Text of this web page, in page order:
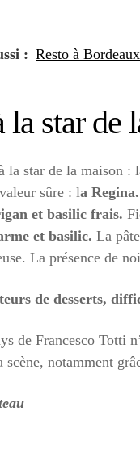
: Resto à
la star de
la star de la maison :
sûre : la
et basilic frais.
et basilic. La
La présence de
de desserts,
de Francesco Totti
scène, notamment